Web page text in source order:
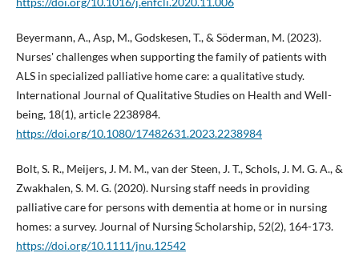
Beyermann, A., Asp, M., Godskesen, T., & Söderman, M. (2023).
Nurses' challenges when supporting the family of patients with
ALS in specialized palliative home care: a qualitative study.
International Journal of Qualitative Studies on Health and Well-
being, 18(1), article 2238984.
https://doi.org/10.1080/17482631.2023.2238984
Bolt, S. R., Meijers, J. M. M., van der Steen, J. T., Schols, J. M. G. A., &
Zwakhalen, S. M. G. (2020). Nursing staff needs in providing
palliative care for persons with dementia at home or in nursing
homes: a survey. Journal of Nursing Scholarship, 52(2), 164-173.
https://doi.org/10.1111/jnu.12542